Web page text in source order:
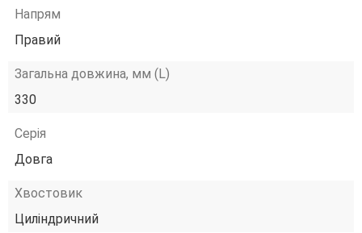
Напрям
Правий
Загальна довжина, мм (L)
330
Серія
Довга
Хвостовик
Циліндричний